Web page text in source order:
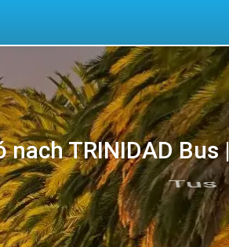
nach TRINIDAD Bus
Tus